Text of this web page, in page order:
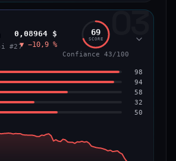
VOLUME 24 H
VAR. 30 J
−8,8 %
RANG CAPI.
#97
67/100
03
#27
0,08964 $
▼ −10,9 %
69
SCORE
Confiance 43/100
98
94
58
32
50